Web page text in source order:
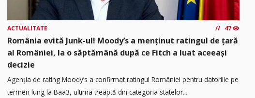
ACTUALITATE 47
România evită Junk-ul! Moody’s a menținut ratingul de țară
al României, la o săptămână după ce Fitch a luat aceeași
decizie
Agenția de rating Moody’s a confirmat ratingul României pentru datoriile pe
termen lung la Baa3, ultima treaptă din categoria statelor...